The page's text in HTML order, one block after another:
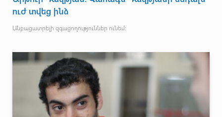
ուժ տվեց ինձ
Անբացատրելի զգացողություններ ունեմ: